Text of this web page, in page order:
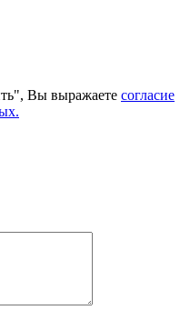
Вы выражаете согласие